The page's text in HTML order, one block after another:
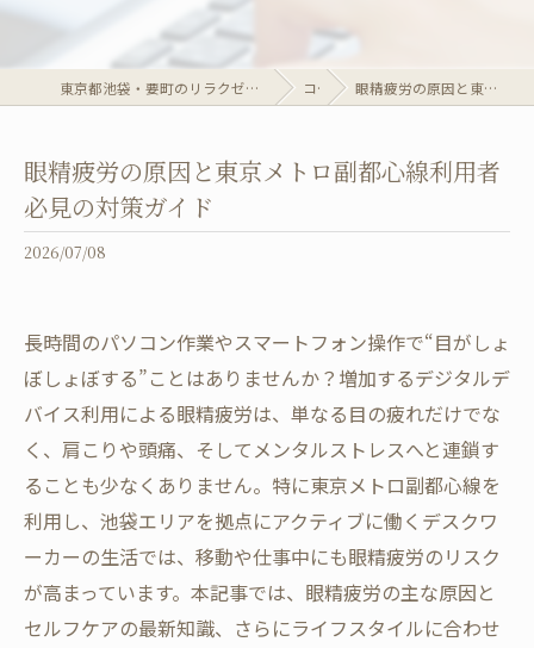
東京都池袋・要町のリラクゼーションならリラクゼーションマッサージサロンSheep コラム 眼精疲労の原因と東京メトロ副都心線利用者必見の対策ガイド
眼精疲労の原因と東京メトロ副都心線利用者
必見の対策ガイド
2026/07/08
長時間のパソコン作業やスマートフォン操作で“目がしょ
ぼしょぼする”ことはありませんか？増加するデジタルデ
バイス利用による眼精疲労は、単なる目の疲れだけでな
く、肩こりや頭痛、そしてメンタルストレスへと連鎖す
ることも少なくありません。特に東京メトロ副都心線を
利用し、池袋エリアを拠点にアクティブに働くデスクワ
ーカーの生活では、移動や仕事中にも眼精疲労のリスク
が高まっています。本記事では、眼精疲労の主な原因と
セルフケアの最新知識、さらにライフスタイルに合わせ